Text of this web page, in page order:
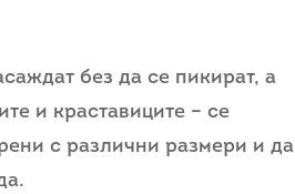
без да се пикират, а
и краставиците – се
с различни размери и да